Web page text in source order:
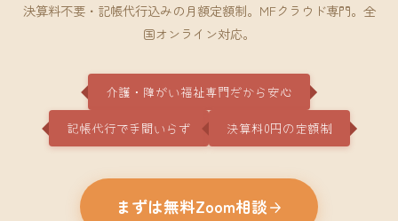
決算料不要・記帳代行込みの月額定額制。MFクラウド専門。全
国オンライン対応。
介護・障がい福祉専門だから安心
記帳代行で手間いらず 決算料0円の定額制
まずは無料Zoom相談